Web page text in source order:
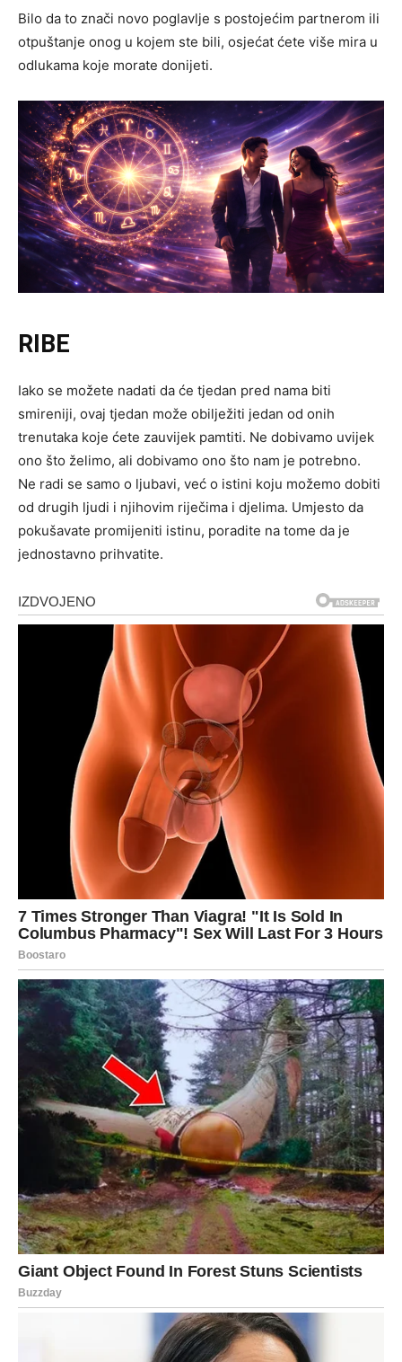
Bilo da to znači novo poglavlje s postojećim partnerom ili
otpuštanje onog u kojem ste bili, osjećat ćete više mira u
odlukama koje morate donijeti.
RIBE
Iako se možete nadati da će tjedan pred nama biti
smireniji, ovaj tjedan može obilježiti jedan od onih
trenutaka koje ćete zauvijek pamtiti. Ne dobivamo uvijek
ono što želimo, ali dobivamo ono što nam je potrebno.
Ne radi se samo o ljubavi, već o istini koju možemo dobiti
od drugih ljudi i njihovim riječima i djelima. Umjesto da
pokušavate promijeniti istinu, poradite na tome da je
jednostavno prihvatite.